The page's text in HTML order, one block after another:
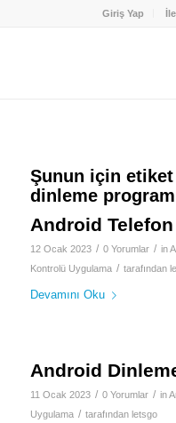
Giriş Yap
Şunun için
dinleme
Android
12 Ocak 2023 / 0 Yorumlar / in
Kontrolü Uygulama / tarafından
Devamını Oku
Android
11 Ocak 2023 / 0 Yorumlar / in
Uygulama / tarafından letsgo